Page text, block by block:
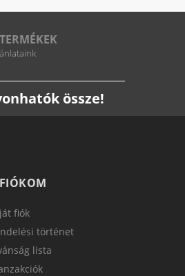
össze!
fiók
történet
lista